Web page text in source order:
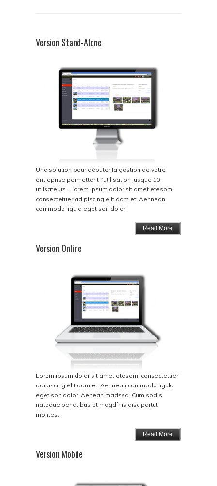
Version Stand-Alone
Une solution pour débuter la gestion de votre
entreprise permettant l’utilisation jusque 10
utilsateurs. Lorem ipsum dolor sit amet etesom,
consectetuer adipiscing elit dom et. Aennean
commodo ligula eget son dolor.
Read More
Version Online
Lorem ipsum dolor sit amet etesom, consectetuer
adipiscing elit dom et. Aennean commodo ligula
eget son dolor. Aenean madssa. Cum sociis
natoque penatibus et magdfnis disc partut
montes.
Read More
Version Mobile